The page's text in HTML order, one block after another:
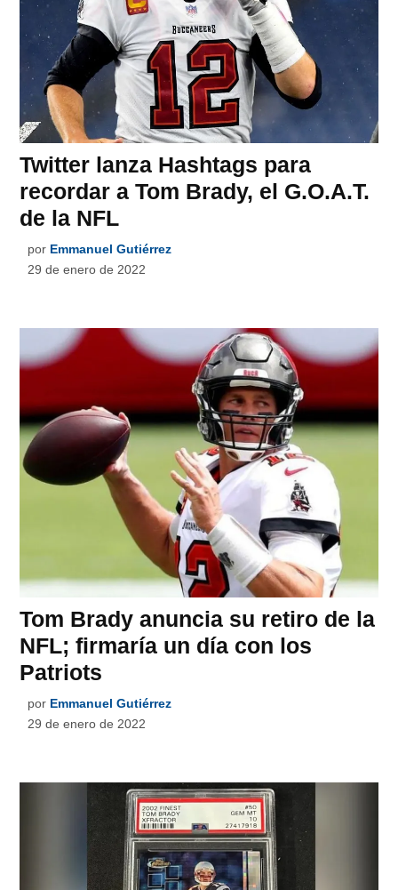
Twitter lanza Hashtags para
recordar a Tom Brady, el G.O.A.T.
de la NFL
por Emmanuel Gutiérrez
29 de enero de 2022
Tom Brady anuncia su retiro de la
NFL; firmaría un día con los
Patriots
por Emmanuel Gutiérrez
29 de enero de 2022